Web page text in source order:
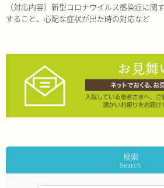
（対応内容）新型コロナウイルス感染症に関
すること、心配な症状が出た時の対応など
検索